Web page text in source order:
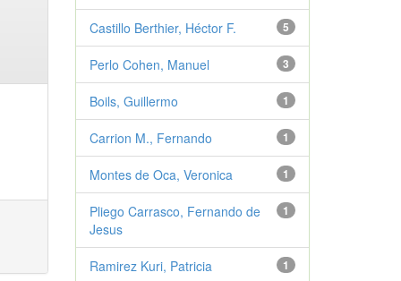
5
Castillo Berthier, Héctor F.
3
Perlo Cohen, Manuel
1
Boils, Guillermo
1
Carrion M., Fernando
1
Montes de Oca, Veronica
1
Pliego Carrasco, Fernando de
Jesus
1
Ramirez Kuri, Patricia